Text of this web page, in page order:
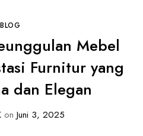
BLOG
Mebel
Furnitur yang
dan Elegan
on Juni 3, 2025